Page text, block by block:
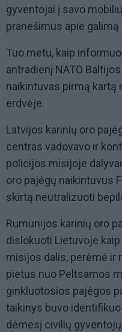
gyventojai į savo
pranešimus apie
Tuo metu, kaip
antradienį NATO
naikintuvas pirmą kartą
erdvėje.
Latvijos karinių oro
centras vadovavo ir
policijos misijoje
oro pajėgų naikintuvus
skirtą neutralizuoti
Rumunijos karinių oro
dislokuoti Lietuvoje
misijos dalis, perėmė ir
pietus nuo Peltsamos
ginkluotosios pajėgos
taikinys buvo
dėmesį civilių